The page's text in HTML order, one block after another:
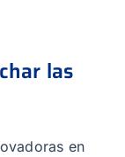
las
en